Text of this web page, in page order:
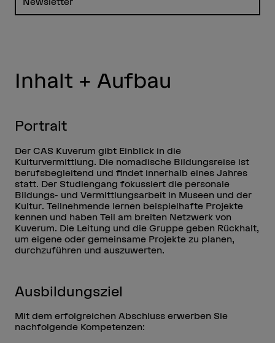
Inhalt + Aufbau
Portrait
Der CAS Kuverum gibt Einblick in die
Kulturvermittlung. Die nomadische Bildungsreise ist
berufsbegleitend und findet innerhalb eines Jahres
statt. Der Studiengang fokussiert die personale
Bildungs- und Vermittlungsarbeit in Museen und der
Kultur. Teilnehmende lernen beispielhafte Projekte
kennen und haben Teil am breiten Netzwerk von
Kuverum. Die Leitung und die Gruppe geben Rückhalt,
um eigene oder gemeinsame Projekte zu planen,
durchzuführen und auszuwerten.
Ausbildungsziel
Mit dem erfolgreichen Abschluss erwerben Sie
nachfolgende Kompetenzen: